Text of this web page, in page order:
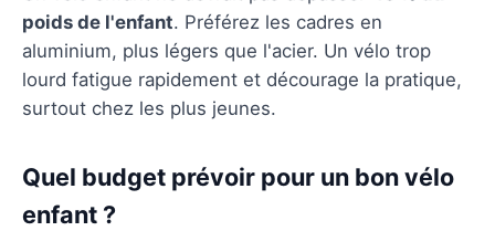
poids de l'enfant. Préférez les cadres en
aluminium, plus légers que l'acier. Un vélo trop
lourd fatigue rapidement et décourage la pratique,
surtout chez les plus jeunes.
Quel budget prévoir pour un bon vélo
enfant ?